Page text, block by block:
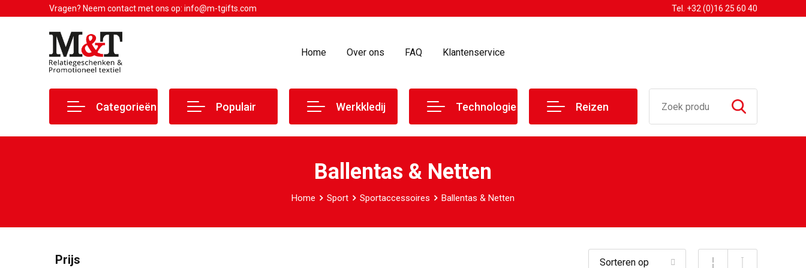
Vragen? Neem contact met ons op: info@m-tgifts.com Tel. +32 (0)16 25 60 40
Home Over ons FAQ Klantenservice
Categorieën Populair Werkkledij Technologie Reizen
Ballentas & Netten
Home Sport Sportaccessoires Ballentas & Netten
Prijs